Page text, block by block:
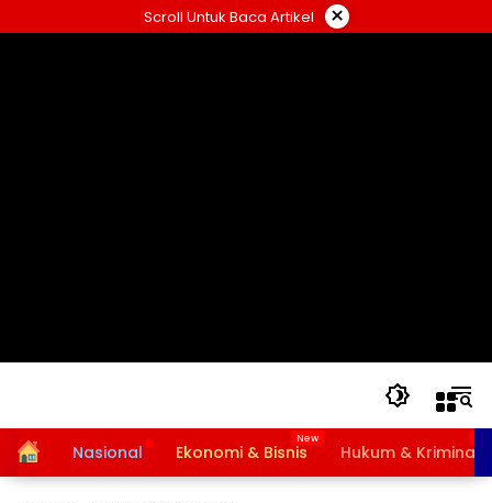
ke
Scroll Untuk Baca Artikel ×
HomeNasional Ekonomi & Bisnis Hukum & Kriminal